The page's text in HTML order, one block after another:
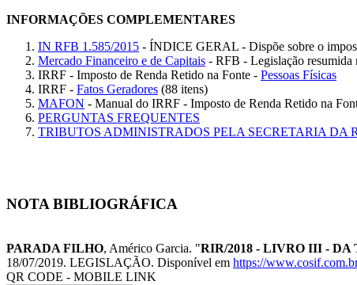
INFORMAÇÕES COMPLEMENTARES
IN RFB 1.585/2015 - ÍNDICE GERAL - Dispõe sobre o
Mercado Financeiro e de Capitais - RFB - Legislação
IRRF - Imposto de Renda Retido na Fonte - Pessoas Físicas
IRRF - Fatos Geradores (88 itens)
MAFON - Manual do IRRF - Imposto de Renda Retido na
PERGUNTAS FREQUENTES
TRIBUTOS ADMINISTRADOS PELA SECRETARIA DA
NOTA BIBLIOGRÁFICA
PARADA FILHO, Américo Garcia. "RIR/2018 - LIVRO III - DA
18/07/2019. LEGISLAÇÃO. Disponível em https://
QR CODE - MOBILE LINK